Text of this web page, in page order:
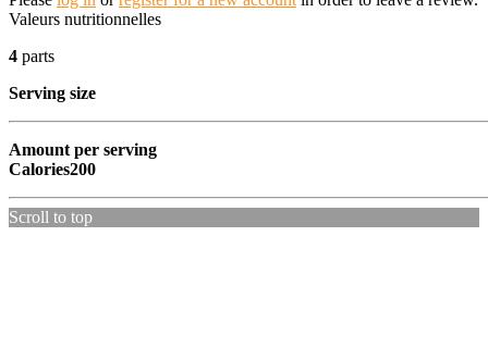
Valeurs nutritionnelles
4 parts
Serving size
Amount per serving
Calories200
Scroll to top